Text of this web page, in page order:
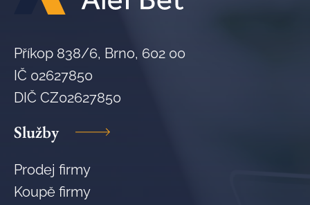
Příkop 838/6, Brno, 602 00
IČ 02627850
DIČ CZ02627850
Služby
Prodej firmy
Koupě firmy